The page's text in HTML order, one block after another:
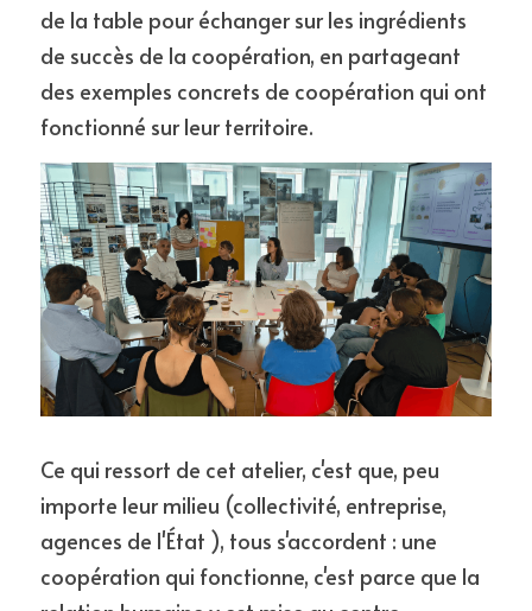
de la table pour échanger sur les ingrédients
de succès de la coopération, en partageant
des exemples concrets de coopération qui ont
fonctionné sur leur territoire.
Ce qui ressort de cet atelier, c'est que, peu
importe leur milieu (collectivité, entreprise,
agences de l'État ), tous s'accordent : une
coopération qui fonctionne, c'est parce que la